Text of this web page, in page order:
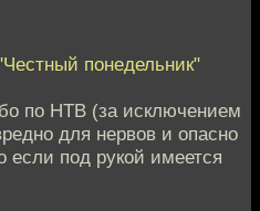
понедельник"
по НТВ (за исключением
для нервов и опасно
если под рукой имеется